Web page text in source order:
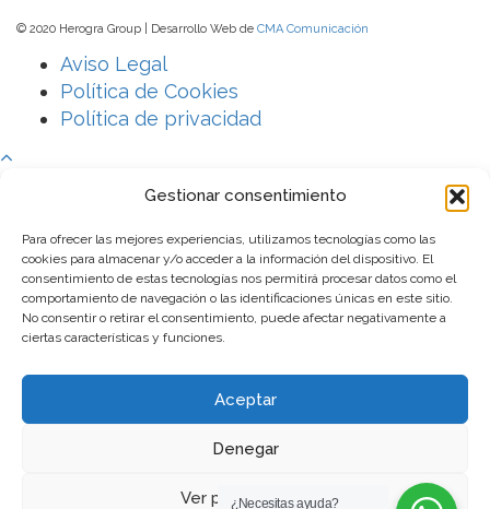
Gestionar consentimiento
Para ofrecer las mejores experiencias, utilizamos tecnologías como las
cookies para almacenar y/o acceder a la información del dispositivo. El
consentimiento de estas tecnologías nos permitirá procesar datos como el
comportamiento de navegación o las identificaciones únicas en este sitio.
No consentir o retirar el consentimiento, puede afectar negativamente a
ciertas características y funciones.
Aceptar
Denegar
Ver preferencias
© 2020 Herogra Group | Desarrollo Web de CMA Comunicación
Aviso Legal
Política de Cookies
Política de privacidad
¿Necesitas ayuda?
Escribe una palabra clave